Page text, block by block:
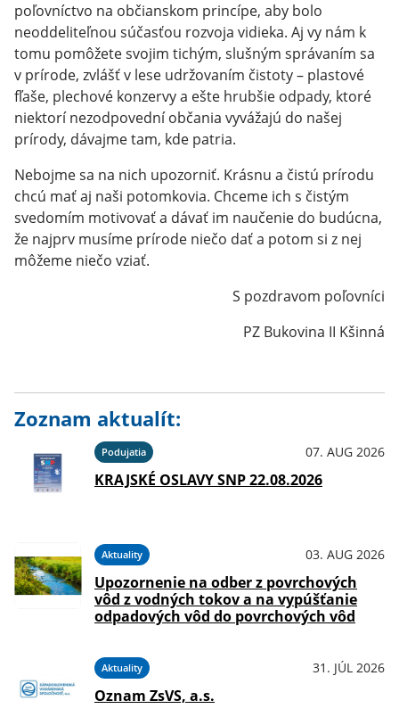
poľovníctvo na občianskom princípe, aby bolo
neoddeliteľnou súčasťou rozvoja vidieka. Aj vy nám k
tomu pomôžete svojim tichým, slušným správaním sa
v prírode, zvlášť v lese udržovaním čistoty – plastové
fľaše, plechové konzervy a ešte hrubšie odpady, ktoré
niektorí nezodpovední občania vyvážajú do našej
prírody, dávajme tam, kde patria.
Nebojme sa na nich upozorniť. Krásnu a čistú prírodu
chcú mať aj naši potomkovia. Chceme ich s čistým
svedomím motivovať a dávať im naučenie do budúcna,
že najprv musíme prírode niečo dať a potom si z nej
môžeme niečo vziať.
S pozdravom poľovníci
PZ Bukovina II Kšinná
Zoznam aktualít:
Podujatia 07. AUG 2026
KRAJSKÉ OSLAVY SNP 22.08.2026
Aktuality 03. AUG 2026
Upozornenie na odber z povrchových
vôd z vodných tokov a na vypúšťanie
odpadových vôd do povrchových vôd
Aktuality 31. JÚL 2026
Oznam ZsVS, a.s.